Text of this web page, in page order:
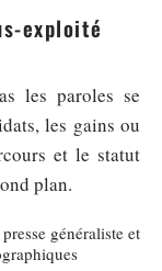
exploité
les paroles se
les gains ou
et le statut
plan.
généraliste et